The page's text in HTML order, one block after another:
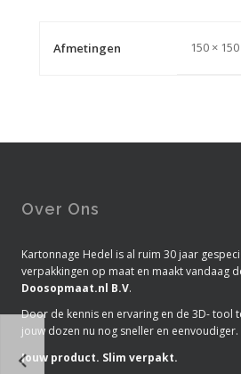
Afmetingen 150 ×
Over Ons
Kartonnage Hedel is al ruim 30 jaar
verpakkingen op maat en maakt vandaag
Doosopmaat.nl B.V.
Door de kennis en ervaring en de 3D- tool
jouw dozen nu nog sneller en eenvoudiger.
Jouw product. Slim verpakt.